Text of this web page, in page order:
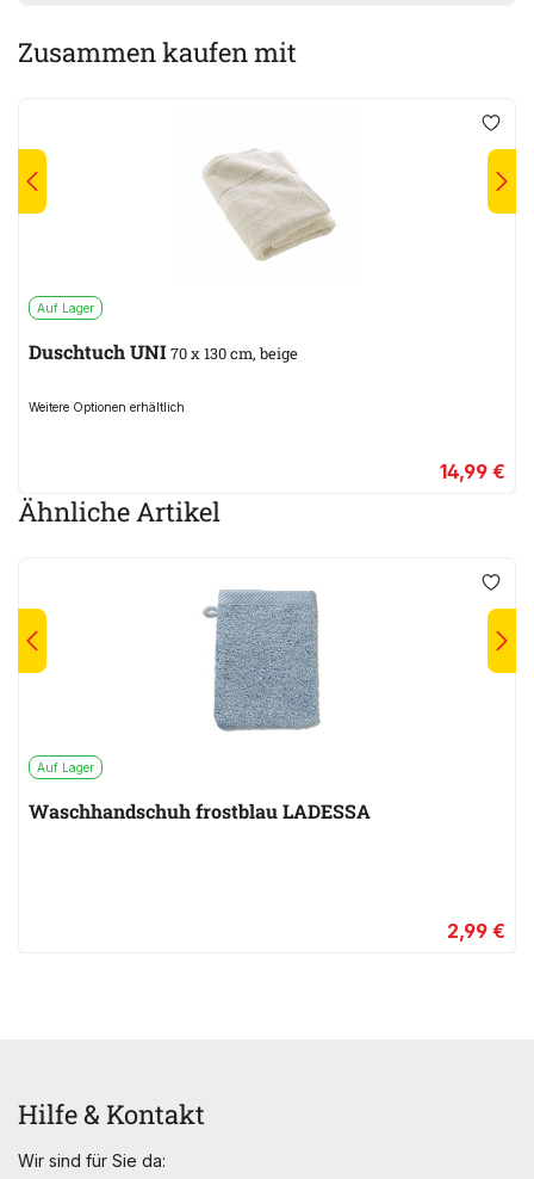
Zusammen kaufen mit
Auf Lager
Duschtuch UNI70 x 130 cm, beige
Weitere Optionen erhältlich
14,99 €
Ähnliche Artikel
Auf Lager
Waschhandschuh frostblau LADESSA
2,99 €
Hilfe & Kontakt
Wir sind für Sie da: